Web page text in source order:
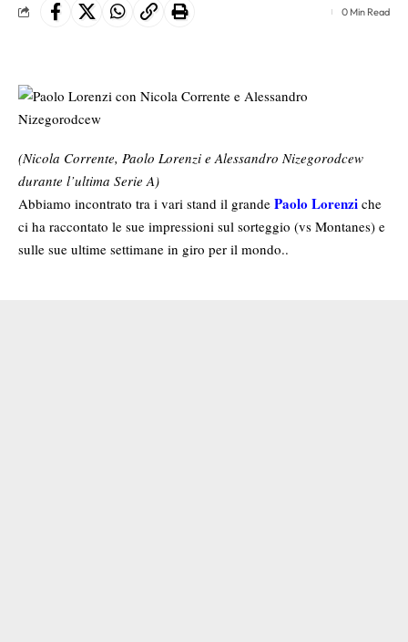
0 Min Read
(Nicola Corrente, Paolo Lorenzi e Alessandro Nizegorodcew
durante l’ultima Serie A)
Abbiamo incontrato tra i vari stand il grande Paolo Lorenzi che
ci ha raccontato le sue impressioni sul sorteggio (vs Montanes) e
sulle sue ultime settimane in giro per il mondo..